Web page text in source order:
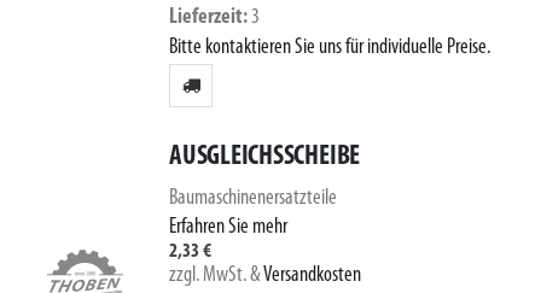
Lieferzeit 3
Bitte kontaktieren Sie uns für individuelle Preise.
AUSGLEICHSSCHEIBE
Baumaschinenersatzteile
Erfahren Sie mehr
2,33 €
zzgl. MwSt.&Versandkosten